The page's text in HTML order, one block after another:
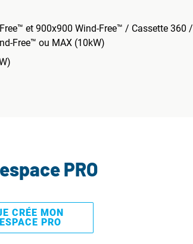
et 900x900 Wind-Free™ / Cassette 360 /
Free™ ou MAX (10kW)
PRO
CRÉE MON
ESPACE PRO